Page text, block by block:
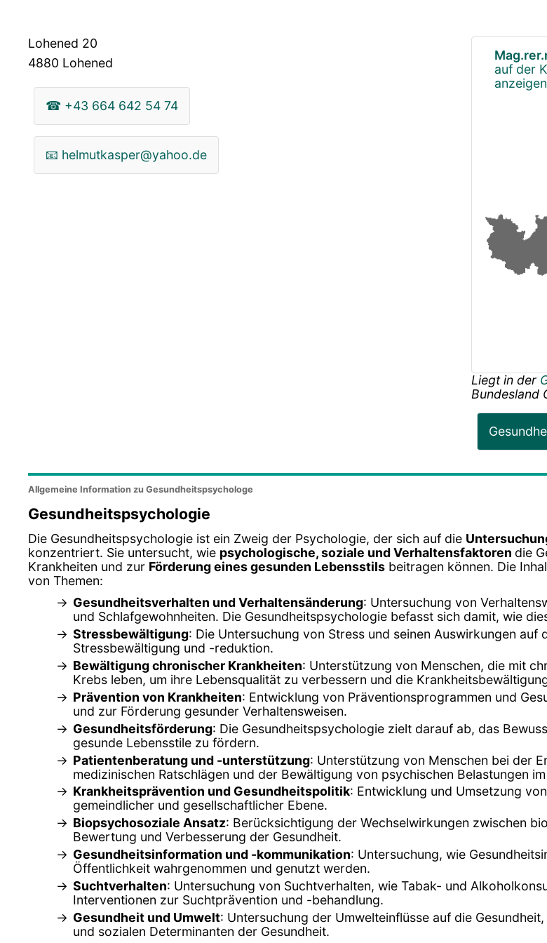
Lohened 20
4880 Lohened
☎ +43 664 642 54 74
📧 helmutkasper@yahoo.de
auf der
anzeigen
Liegt in der
Bundesland
Allgemeine Information zu Gesundheitspsychologe
Gesundheitspsychologie
Die Gesundheitspsychologie ist ein Zweig der Psychologie, der sich auf die
konzentriert. Sie untersucht, wie psychologische, soziale und Verhaltensfaktoren die
Krankheiten und zur Förderung eines gesunden Lebensstils beitragen können. Die
von Themen:
Gesundheitsverhalten und Verhaltensänderung: Untersuchung von
und Schlafgewohnheiten. Die Gesundheitspsychologie befasst sich damit, wie
Stressbewältigung: Die Untersuchung von Stress und seinen Auswirkungen
Stressbewältigung und -reduktion.
Bewältigung chronischer Krankheiten: Unterstützung von Menschen, die mit
Krebs leben, um ihre Lebensqualität zu verbessern und die
Prävention von Krankheiten: Entwicklung von Präventionsprogrammen und
und zur Förderung gesunder Verhaltensweisen.
Gesundheitsförderung: Die Gesundheitspsychologie zielt darauf ab, das
gesunde Lebensstile zu fördern.
Patientenberatung und -unterstützung: Unterstützung von Menschen bei der
medizinischen Ratschlägen und der Bewältigung von psychischen Belastungen
Krankheitsprävention und Gesundheitspolitik: Entwicklung und Umsetzung
gemeindlicher und gesellschaftlicher Ebene.
Biopsychosoziale Ansatz: Berücksichtigung der Wechselwirkungen zwischen
Bewertung und Verbesserung der Gesundheit.
Gesundheitsinformation und -kommunikation: Untersuchung, wie
Öffentlichkeit wahrgenommen und genutzt werden.
Suchtverhalten: Untersuchung von Suchtverhalten, wie Tabak- und
Interventionen zur Suchtprävention und -behandlung.
Gesundheit und Umwelt: Untersuchung der Umwelteinflüsse auf die
und sozialen Determinanten der Gesundheit.